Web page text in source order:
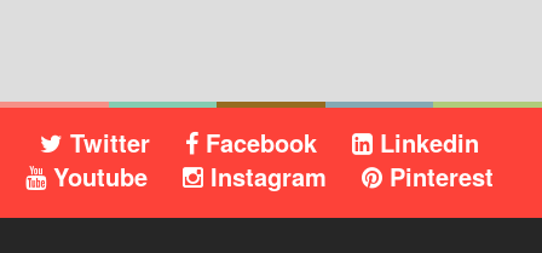
Twitter Facebook
Linkedin
Youtube
Instagram Pinterest